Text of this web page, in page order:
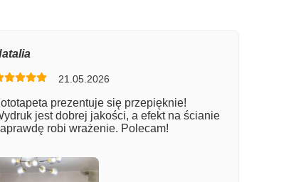
21.05.2026
prezentuje się przepięknie!
jest dobrej jakości, a efekt na ścianie
robi wrażenie. Polecam!